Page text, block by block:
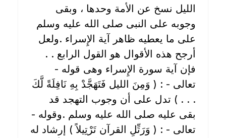
الليل نسخ عن الأمة وحدها ، وبقى
وجوبه على النبى صلى الله عليه وسلم
على ما يعطيه ظاهر آية الإِسراء .ولعل
أرجح هذه الأقوال هو القول الرابع . .
فإن آية سورة الإِسراء وهى قوله -
تعالى - : ( وَمِنَ الليل فَتَهَجَّدْ بِهِ نَافِلَةً لَّكَ
. . . ) تدل على أن وجوب التهجد قد
بقى عليه صلى الله عليه وسلم .وقوله -
تعالى - : ( وَرَتِّلِ القرآن تَرْتِيلاً ) إرشاد له